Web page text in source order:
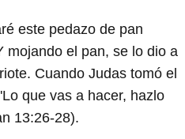
este pedazo de pan
mojando el pan, se lo dio a
Cuando Judas tomó el
que vas a hacer, hazlo
13:26-28).